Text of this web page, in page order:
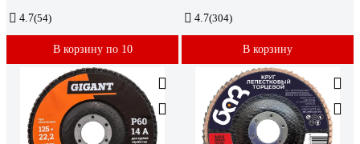
4.7(54)
В корзину по 10
4.7(304)
В корзину